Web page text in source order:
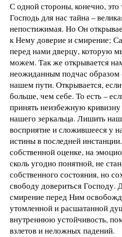
С одной стороны, конечно,
Господь для нас тайна –
непостижимая. Но Он
к Нему доверие и смирение;
перед нами дверцу, которую
можем. Так же открывается
неожиданным подчас образом
нашем пути. Открывается,
больше, чем себе. То есть –
принять неизбежную
нашего зеркальца. Лишить
восприятие и сложившееся у
истины в последней
собственной оценке, на
сколь угодно понятной, не
собственного состояния, но
свободу довериться Господу.
смирение перед Ним
утомленной и расшатанной
внутреннюю устойчивость,
взлетов и неложных падений.